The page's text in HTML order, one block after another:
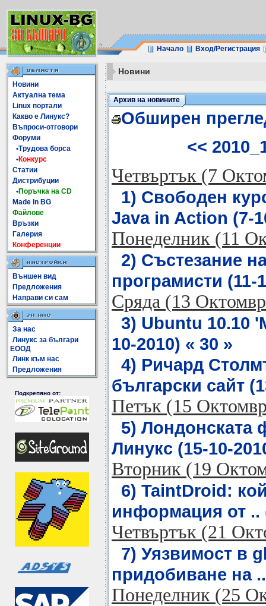
Начало Вход/Регистрация
Новини
Актуална тема
Linux портали
Какво е Линукс?
Въпроси-отговори
Форуми
•Трудова борса
•Конкурс
Статии
Дистрибуции
•Поръчка на CD
Made In BG
Файлове
Връзки
Галерия
Конференции
Външен вид
Предложения
Направи си сам
За нас
Линукс за българи
ЕООД
Линк към нас
Предложения
Подкрепяно от:
Новини
Архив на новините
Обширен
<<
Четвъртък (7
1) Свободен
Java in Action (7-
Понеделник (11
2) Състезание
програмисти (11-
Сряда (13
3) Ubuntu 10.10
10-2010) « 30 »
4) Ричард
български сайт
Петък (15
5) Лондонската
Линукс (15-10-
Вторник (19
6) TaintDroid:
информация от ..
Четвъртък (21
7) Уязвимост в
придобиване на
Понеделник (25